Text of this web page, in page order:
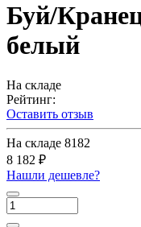
Буй/
белый
На складе
Рейтинг:
Оставить отзыв
На складе 8182
8 182 ₽
Нашли дешевле?